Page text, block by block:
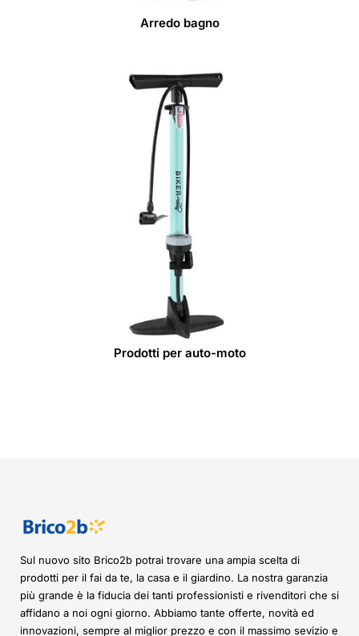
Arredo bagno
Prodotti per auto-moto
Sul nuovo sito Brico2b potrai trovare una ampia scelta di
prodotti per il fai da te, la casa e il giardino. La nostra garanzia
più grande è la fiducia dei tanti professionisti e rivenditori che si
affidano a noi ogni giorno. Abbiamo tante offerte, novità ed
innovazioni, sempre al miglior prezzo e con il massimo sevizio e